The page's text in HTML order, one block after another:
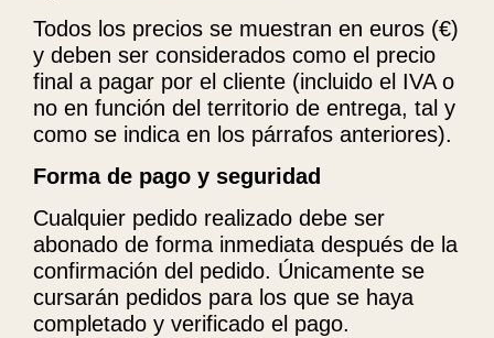
Todos los precios se muestran en euros (€)
y deben ser considerados como el precio
final a pagar por el cliente (incluido el IVA o
no en función del territorio de entrega, tal y
como se indica en los párrafos anteriores).
Forma de pago y seguridad
Cualquier pedido realizado debe ser
abonado de forma inmediata después de la
confirmación del pedido. Únicamente se
cursarán pedidos para los que se haya
completado y verificado el pago.